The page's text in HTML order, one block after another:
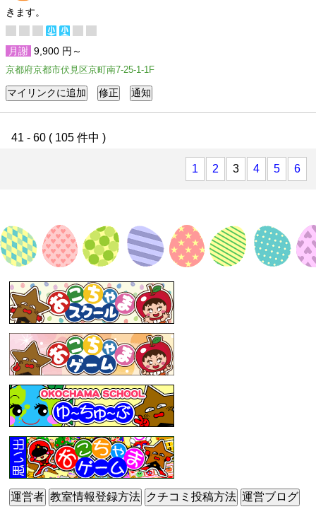
きます。
月謝 9,900 円～
京都府京都市伏見区京町南7-25-1-1F
41 - 60 ( 105 件中 )
1 2 3 4 5 6